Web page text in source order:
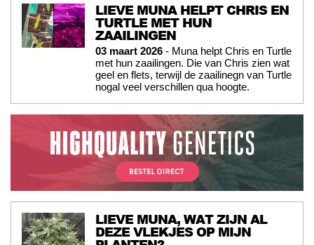
LIEVE MUNA HELPT CHRIS EN
TURTLE MET HUN
ZAAILINGEN
03 maart 2026 - Muna helpt Chris en Turtle
met hun zaailingen. Die van Chris zien wat
geel en flets, terwijl de zaailinegn van Turtle
nogal veel verschillen qua hoogte.
LIEVE MUNA, WAT ZIJN AL
DEZE VLEKJES OP MIJN